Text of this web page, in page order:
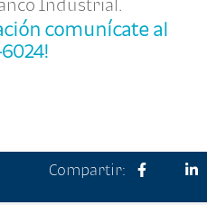
Industrial.
comunícate al
6024!
Compartir: